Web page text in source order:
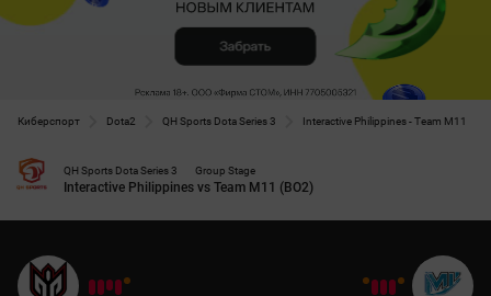
Киберспорт Dota2 QH Sports Dota Series 3 Interactive Philippines - Team M11
QH Sports Dota Series 3 Group Stage
Interactive Philippines vs Team M11 (BO2)